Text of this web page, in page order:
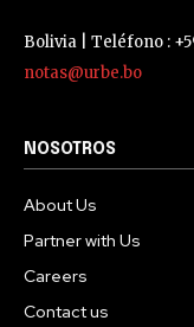
Bolivia | Teléfono :
notas@urbe.bo
NOSOTROS
About Us
Partner with Us
Careers
Contact us